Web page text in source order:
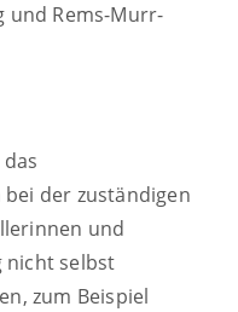
und Rems-Murr-
der zuständigen
und
nicht selbst
zum Beispiel